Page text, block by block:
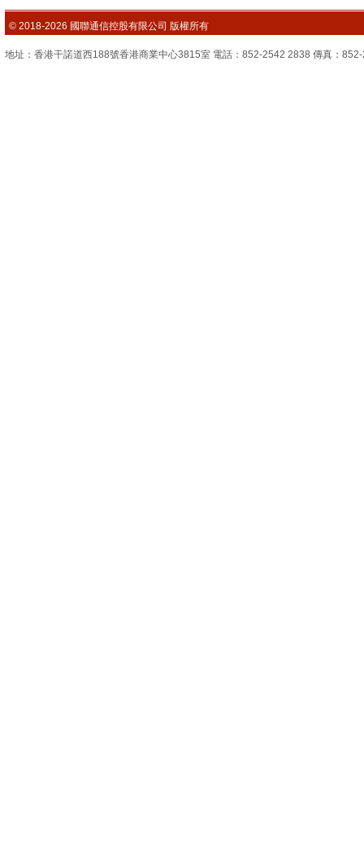
© 2018-2026 國聯通信控股有限公司 版權所有
地址：香港干諾道西188號香港商業中心3815室 電話：852-2542 2838 傳真：